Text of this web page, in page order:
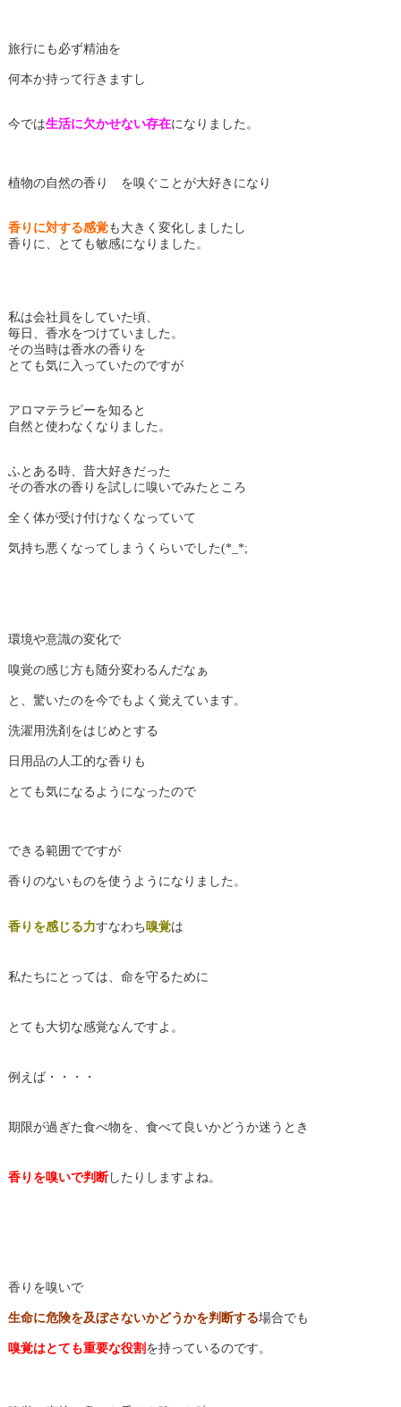
旅行にも必ず精油を
何本か持って行きますし
今では生活に欠かせない存在になりました。
植物の自然の香り を嗅ぐことが大好きになり
香りに対する感覚も大きく変化しましたし
香りに、とても敏感になりました。
私は会社員をしていた頃、
毎日、香水をつけていました。
その当時は香水の香りを
とても気に入っていたのですが
アロマテラピーを知ると
自然と使わなくなりました。
ふとある時、昔大好きだった
その香水の香りを試しに嗅いでみたところ
全く体が受け付けなくなっていて
気持ち悪くなってしまうくらいでした(*_*;
環境や意識の変化で
嗅覚の感じ方も随分変わるんだなぁ
と、驚いたのを今でもよく覚えています。
洗濯用洗剤をはじめとする
日用品の人工的な香りも
とても気になるようになったので
できる範囲でですが
香りのないものを使うようになりました。
香りを感じる力すなわち嗅覚は
私たちにとっては、命を守るために
とても大切な感覚なんですよ。
例えば・・・・
期限が過ぎた食べ物を、食べて良いかどうか迷うとき
香りを嗅いで判断したりしますよね。
香りを嗅いで
生命に危険を及ぼさないかどうかを判断する場合でも
嗅覚はとても重要な役割 を持っているのです。